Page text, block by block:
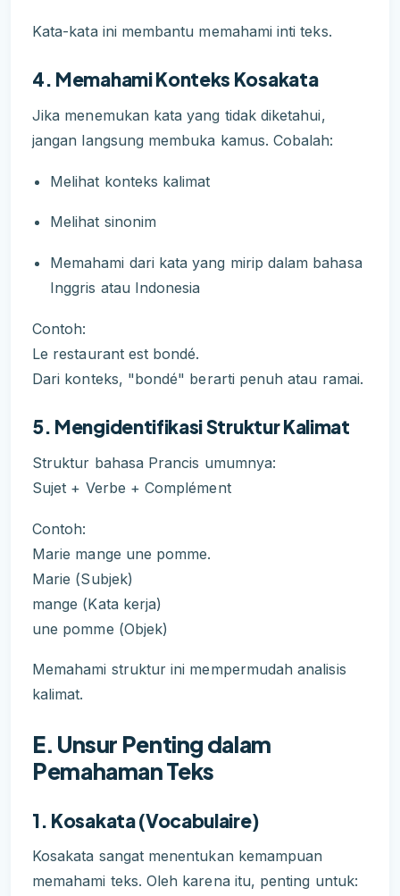
Kata-kata ini membantu memahami inti teks.
4. Memahami Konteks Kosakata
Jika menemukan kata yang tidak diketahui,
jangan langsung membuka kamus. Cobalah:
Melihat konteks kalimat
Melihat sinonim
Memahami dari kata yang mirip dalam bahasa
Inggris atau Indonesia
Contoh:
Le restaurant est bondé.
Dari konteks, "bondé" berarti penuh atau ramai.
5. Mengidentifikasi Struktur Kalimat
Struktur bahasa Prancis umumnya:
Sujet + Verbe + Complément
Contoh:
Marie mange une pomme.
Marie (Subjek)
mange (Kata kerja)
une pomme (Objek)
Memahami struktur ini mempermudah analisis
kalimat.
E. Unsur Penting dalam
Pemahaman Teks
1. Kosakata (Vocabulaire)
Kosakata sangat menentukan kemampuan
memahami teks. Oleh karena itu, penting untuk: